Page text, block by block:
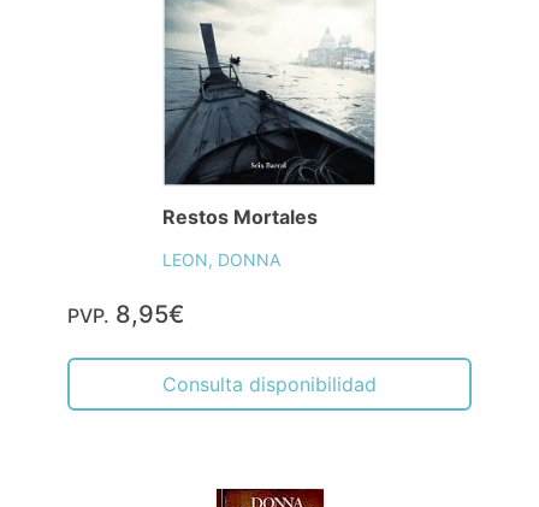
Restos Mortales
LEON, DONNA
PVP. 8,95€
Consulta disponibilidad